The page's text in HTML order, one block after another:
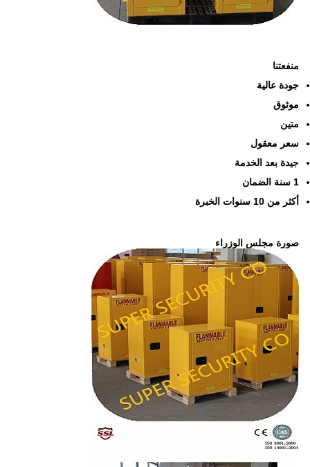
منفعتنا
جودة عالية
موثوق
متين
سعر معقول
جيدة بعد الخدمة
1 سنة الضمان
أكثر من 10 سنوات الخبرة
صورة مجلس الوزراء